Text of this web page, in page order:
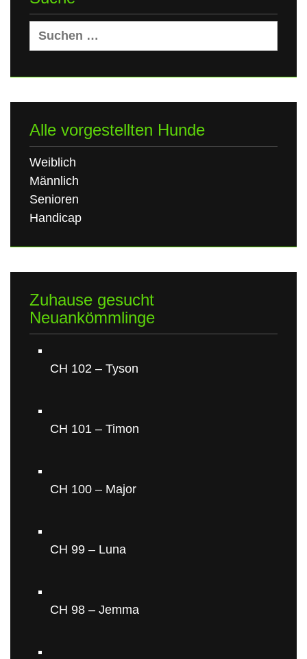
Suchen
nach:
Alle vorgestellten Hunde
Weiblich
Männlich
Senioren
Handicap
Zuhause gesucht
Neuankömmlinge
CH 102 – Tyson
CH 101 – Timon
CH 100 – Major
CH 99 – Luna
CH 98 – Jemma